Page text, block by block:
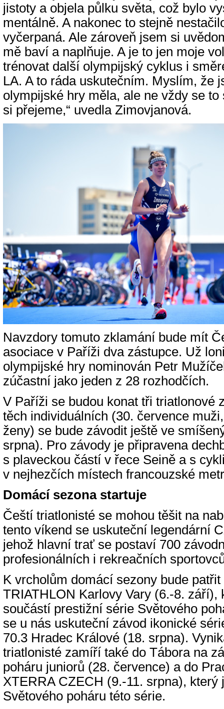
jistoty a objela půlku světa, což bylo
mentálně. A nakonec to stejně
vyčerpaná. Ale zároveň jsem si
mě baví a naplňuje. A je to jen moje
trénovat další olympijský cyklus i
LA. A to ráda uskutečním. Myslím, že
olympijské hry měla, ale ne vždy se to
si přejeme,“ uvedla Zimovjanová.
Navzdory tomuto zklamání bude mít
asociace v Paříži dva zástupce. Už
olympijské hry nominován Petr
zúčastní jako jeden z 28 rozhodčích.
V Paříži se budou konat tři triatlonové
těch individuálních (30. července
ženy) se bude závodit ještě ve
srpna). Pro závody je připravena
s plaveckou částí v řece Seině a s
v nejhezčích místech francouzské
Domácí sezona startuje
Čeští triatlonisté se mohou těšit na
tento víkend se uskuteční legendární
jehož hlavní trať se postaví 700
profesionálních i rekreačních
K vrcholům domácí sezony bude patřit
TRIATHLON Karlovy Vary (6.-8. září),
součástí prestižní série Světového
se u nás uskuteční závod ikonické
70.3 Hradec Králové (18. srpna).
triatlonisté zamíří také do Tábora na
poháru juniorů (28. července) a do
XTERRA CZECH (9.-11. srpna), který
Světového poháru této série.